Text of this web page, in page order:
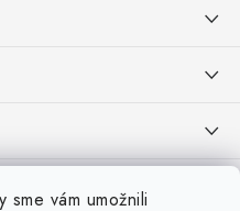
vám umožnili